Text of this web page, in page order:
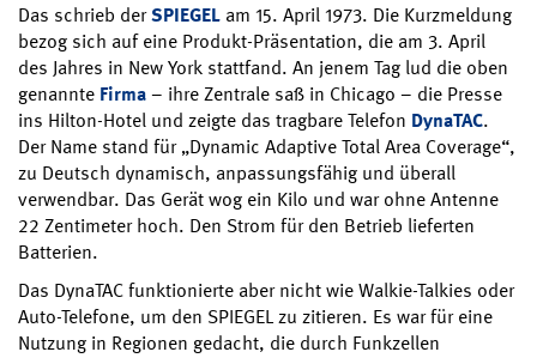
Das schrieb derSPIEGEL am 15. April 1973. Die Kurzmeldung
bezog sich auf eine Produkt-Präsentation, die am 3. April
des Jahres in New York stattfand. An jenem Tag lud die oben
genannte Firma– ihre Zentrale saß in Chicago – die Presse
ins Hilton-Hotel und zeigte das tragbare Telefon DynaTAC.
Der Name stand für „Dynamic Adaptive Total Area Coverage“,
zu Deutsch dynamisch, anpassungsfähig und überall
verwendbar. Das Gerät wog ein Kilo und war ohne Antenne
22 Zentimeter hoch. Den Strom für den Betrieb lieferten
Batterien.
Das DynaTAC funktionierte aber nicht wie Walkie-Talkies oder
Auto-Telefone, um den SPIEGEL zu zitieren. Es war für eine
Nutzung in Regionen gedacht, die durch Funkzellen